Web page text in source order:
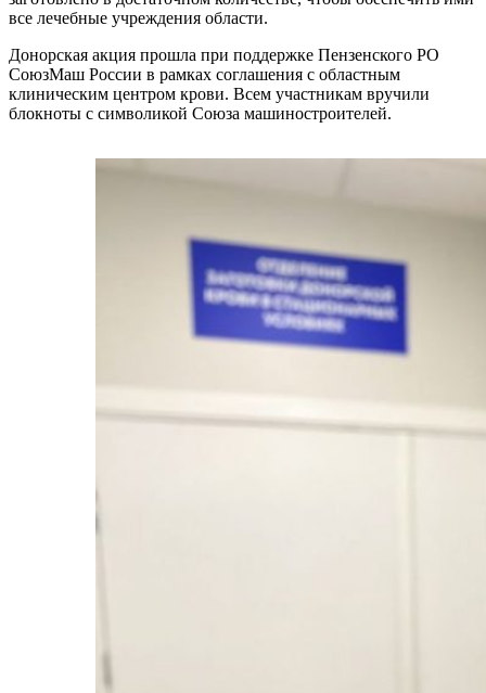
все лечебные учреждения области.
Донорская акция прошла при поддержке Пензенского РО
СоюзМаш России в рамках соглашения с областным
клиническим центром крови. Всем участникам вручили
блокноты с символикой Союза машиностроителей.